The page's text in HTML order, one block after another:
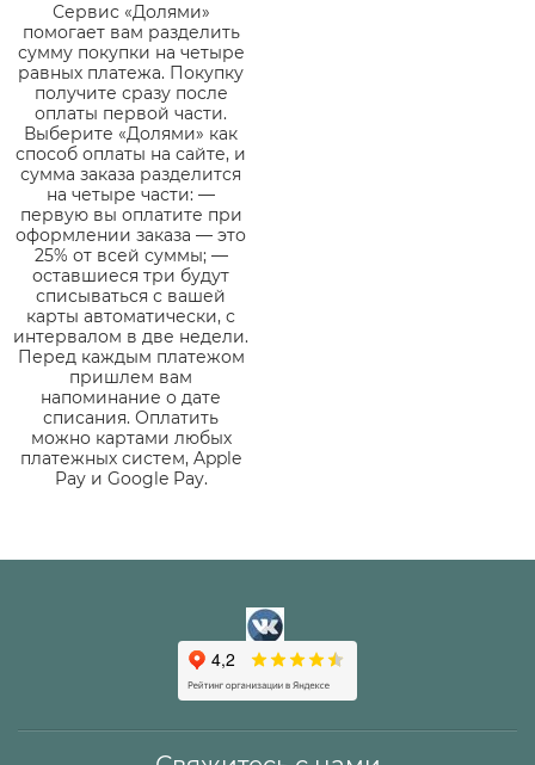
Сервис «Долями»
помогает вам разделить
сумму покупки на четыре
равных платежа. Покупку
получите сразу после
оплаты первой части.
Выберите «Долями» как
способ оплаты на сайте, и
сумма заказа разделится
на четыре части: —
первую вы оплатите при
оформлении заказа — это
25% от всей суммы; —
оставшиеся три будут
списываться с вашей
карты автоматически, с
интервалом в две недели.
Перед каждым платежом
пришлем вам
напоминание о дате
списания. Оплатить
можно картами любых
платежных систем, Apple
Pay и Google Pay.